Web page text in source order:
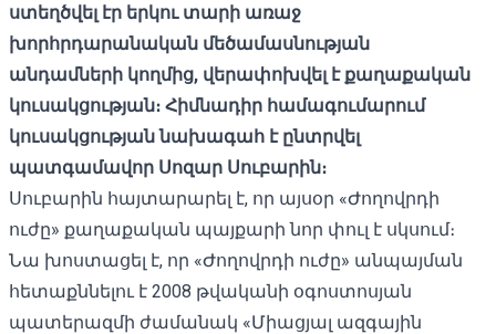
ստեղծվել էր երկու տարի առաջ
խորհրդարանական մեծամասնության
անդամների կողմից, վերափոխվել է քաղաքական
կուսակցության։ Հիմնադիր համագումարում
կուսակցության նախագահ է ընտրվել
պատգամավոր Սոզար Սուբարին։
Սուբարին հայտարարել է, որ այսօր «Ժողովրդի
ուժը» քաղաքական պայքարի նոր փուլ է սկսում։
Նա խոստացել է, որ «Ժողովրդի ուժը» անպայման
հետաքննելու է 2008 թվականի օգոստոսյան
պատերազմի ժամանակ «Միացյալ ազգային